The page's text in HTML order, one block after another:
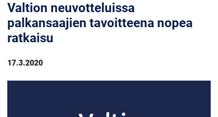
Valtion neuvotteluissa
palkansaajien tavoitteena nopea
ratkaisu
17.3.2020